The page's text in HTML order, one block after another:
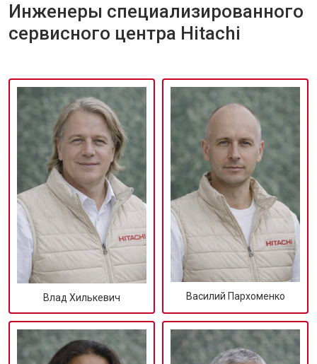
Инженеры специализированного
сервисного центра Hitachi
Влад Хилькевич Василий Пархоменко